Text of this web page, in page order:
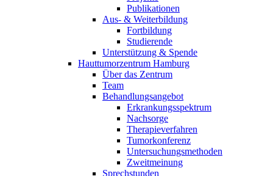
Publikationen
Aus- & Weiterbildung
Fortbildung
Studierende
Unterstützung & Spende
Hauttumorzentrum Hamburg
Über das Zentrum
Team
Behandlungsangebot
Erkrankungsspektrum
Nachsorge
Therapieverfahren
Tumorkonferenz
Untersuchungsmethoden
Zweitmeinung
Sprechstunden